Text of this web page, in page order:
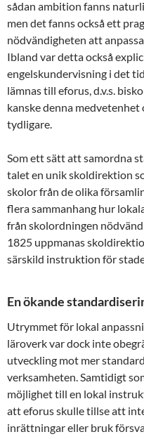
sådan ambition fanns
men det fanns också ett
nödvändigheten att
Ibland var detta också
engelskundervisning i det
lämnas till eforus, d.v.s.
kanske denna
tydligare.
Som ett sätt att samordna
talet en unik skoldirektion
skolor från de olika
flera sammanhang hur
från skolordningen
1825 uppmanas
särskild instruktion för
En ökande
Utrymmet för lokal
läroverk var dock inte
utveckling mot mer
verksamheten. Samtidigt
möjlighet till en lokal
att eforus skulle tillse att
inrättningar eller bruk